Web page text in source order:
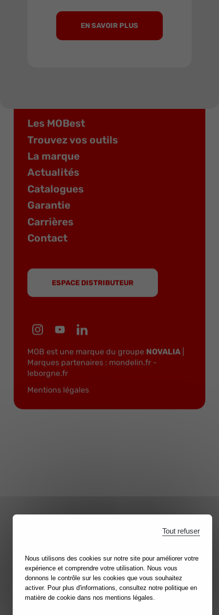
EN SAVOIR PLUS
Pinces, cisailles
Métrologie, mesure
Les MOBest
Trouvez vos outils
La marque
Actualités
Catalogues
Garantie
Carrières
Contact
ESPACE DISTRIBUTEUR
MOB est une marque du groupe NOVALIA
Marques partenaires : mondelin.fr -
leborgne.fr
Mentions légales
Nous utilisons des cookies sur notre site pour améliorer votre
expérience et comprendre votre utilisation. Nous vous
donnons le contrôle sur les cookies que vous souhaitez
activer. Pour plus d'informations, consultez notre politique en
matière de cookie dans nos mentions légales.
Tout refuser